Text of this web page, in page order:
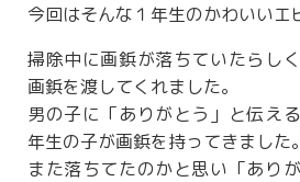
今回はそんな１年生のかわいいエ
掃除中に画鋲が落ちていたらし
画鋲を渡してくれました。
男の子に「ありがとう」と伝え
年生の子が画鋲を持ってきました。
また落ちてたのかと思い「あり